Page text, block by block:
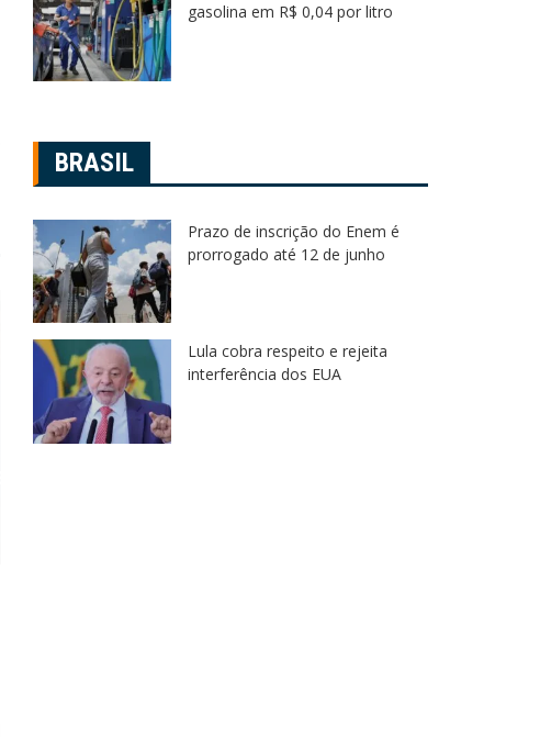
Carrossel Itaquaquecetuba
gasolina em R$ 0,04 por litro
BRASIL
Prazo de inscrição do Enem é
prorrogado até 12 de junho
Lula cobra respeito e rejeita
interferência dos EUA